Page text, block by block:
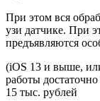
При этом вся
узи датчике. При
предъявляются
(iOS 13 и выше,
работы
15 тыс. рублей